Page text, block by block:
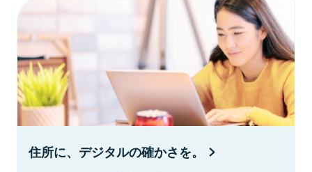
住所に、デジタルの確かさを。